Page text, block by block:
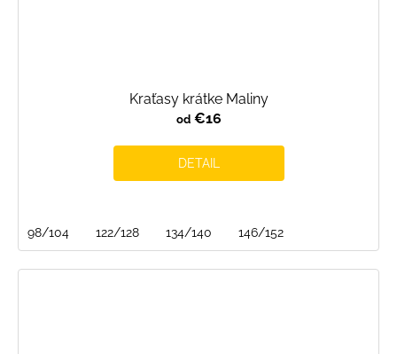
Kraťasy krátke Maliny
od€16
DETAIL
98/104 122/128 134/140 146/152